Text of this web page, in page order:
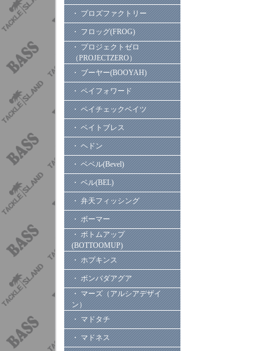
・ プロズファクトリー
・ フロッグ(FROG)
・ プロジェクトゼロ
（PROJECTZERO）
・ ブーヤー(BOOYAH)
・ ペイフォワード
・ ペイチェックベイツ
・ ベイトブレス
・ ヘドン
・ ベベル(Bevel)
・ ベル(BEL)
・ 弁天フィッシング
・ ボーマー
・ ボトムアップ
(BOTTOOMUP)
・ ホプキンス
・ ボンバダアグア
・ マーズ（アルシアデザイ
ン）
・ マドタチ
・ マドネス